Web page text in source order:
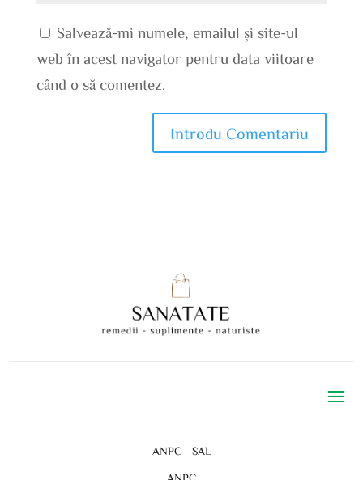
Salvează-mi numele, emailul și site-ul
web în acest navigator pentru data viitoare
când o să comentez.
ANPC - SAL
ANPC